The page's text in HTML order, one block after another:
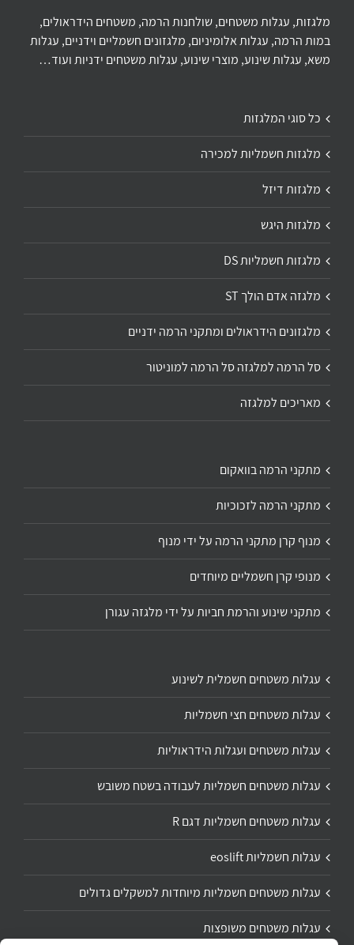
מלגזות, עגלות משטחים, שולחנות הרמה, משטחים הידראולים,
במות הרמה, עגלות אלומיניום, מלגזונים חשמליים וידניים, עגלות
משא, עגלות שינוע, מוצרי שינוע, עגלות משטחים ידניות ועוד…
כל סוגי המלגזות
מלגזות חשמליות למכירה
מלגזות דיזל
מלגזות היגש
מלגזות חשמליות DS
מלגזה אדם הולך ST
מלגזונים הידראולים ומתקני הרמה ידניים
סל הרמה למלגזה סל הרמה למוניטור
מאריכים למלגזה
מתקני הרמה בוואקום
מתקני הרמה לזכוכיות
מנוף קרן מתקני הרמה על ידי מנוף
מנופי קרן חשמליים מיוחדים
מתקני שינוע והרמת חביות על ידי מלגזה עגורן
עגלות משטחים חשמלית לשינוע
עגלות משטחים חצי חשמליות
עגלות משטחים ועגלות הידראוליות
עגלות משטחים חשמליות לעבודה בשטח משובש
עגלות משטחים חשמליות דגם R
עגלות חשמליות eoslift
עגלות משטחים חשמליות מיוחדות למשקלים גדולים
עגלות משטחים משופצות